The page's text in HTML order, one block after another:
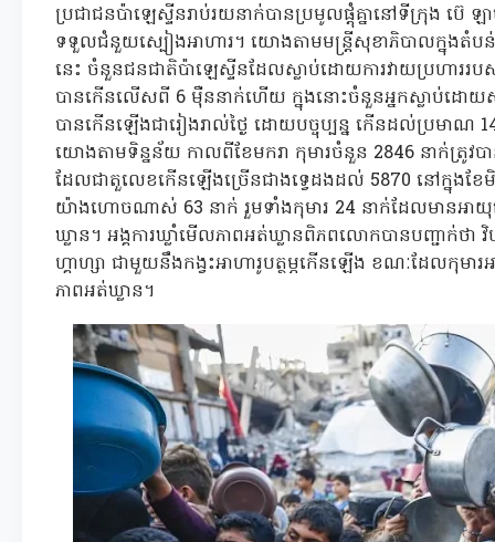
ប្រជាជនប៉ាឡេស្ទីនរាប់រយនាក់បានប្រមូលផ្តុំគ្នានៅទីក្រុង ប៊េ
ទទួលជំនួយស្បៀងអាហារ។ យោងតាមមន្ត្រីសុខាភិបាលក្នុងតំប
នេះ ចំនួនជនជាតិប៉ាឡេស្ទីនដែលស្លាប់ដោយការវាយប្រហាររប
បានកើនលើសពី 6 ម៉ឺននាក់ហើយ ក្នុងនោះចំនួនអ្នកស្លាប់ដោយសារ
បានកើនឡើងជារៀងរាល់ថ្ងៃ ដោយបច្ចុប្បនុ្ន កើនដល់ប្រមាណ
យោងតាមទិន្នន័យ កាលពីខែមករា កុមារចំនួន 2846 នាក់ត្រូវបាន
ដែលជាតួលេខកើនឡើងច្រើនជាងទ្វេដងដល់ 5870 នៅក្នុងខែ
យ៉ាងហោចណាស់ 63 នាក់ រួមទាំងកុមារ 24 នាក់ដែលមានអាយុ
ឃ្លាន។ អង្គការឃ្លាំមើលភាពអត់ឃ្លានពិភពលោកបានបញ្ជាក់ថា
ហ្គាហ្សា ជាមួយនឹងកង្វះអាហារូបត្ថម្ភកើនឡើង ខណៈដែលកុមា
ភាពអត់ឃ្លាន។